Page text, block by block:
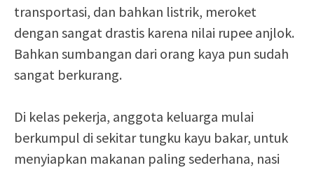
transportasi, dan bahkan listrik, meroket
dengan sangat drastis karena nilai rupee anjlok.
Bahkan sumbangan dari orang kaya pun sudah
sangat berkurang.
Di kelas pekerja, anggota keluarga mulai
berkumpul di sekitar tungku kayu bakar, untuk
menyiapkan makanan paling sederhana, nasi